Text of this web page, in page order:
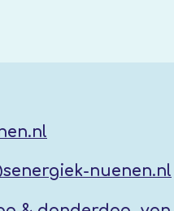
nuenen.nl